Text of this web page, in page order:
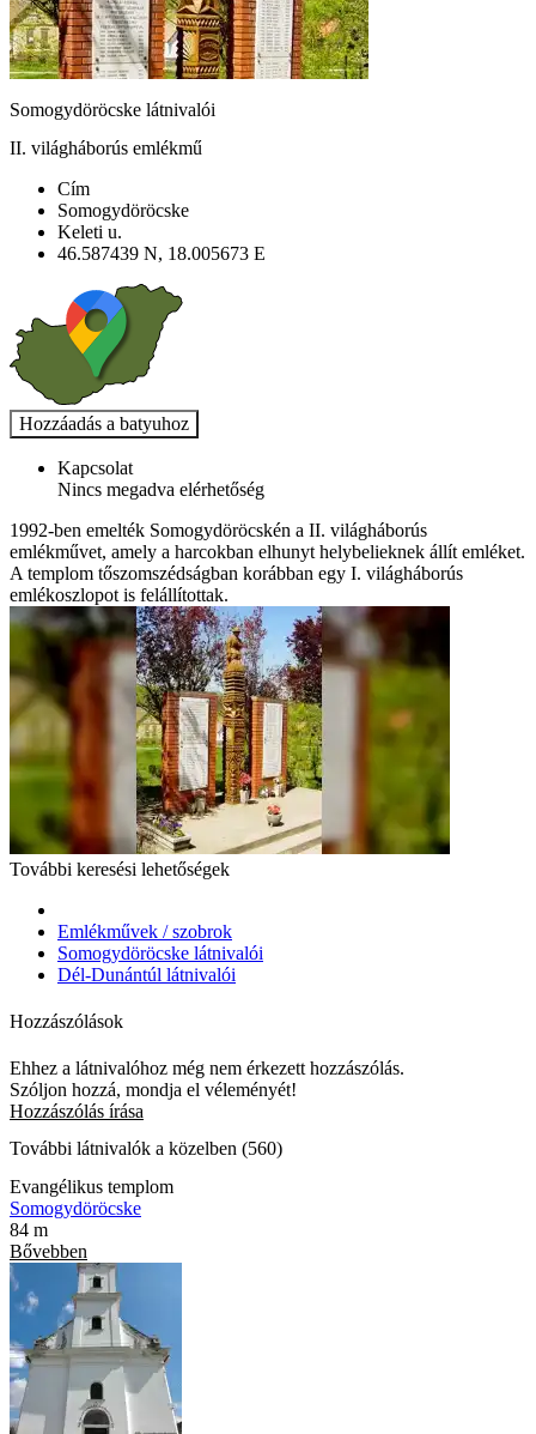
Somogydöröcske látnivalói
II. világháborús emlékmű
Cím
Somogydöröcske
Keleti u.
46.587439 N, 18.005673 E
Kapcsolat
Nincs megadva elérhetőség
1992-ben emelték Somogydöröcskén a II. világháborús
emlékművet, amely a harcokban elhunyt helybelieknek állít emléket.
A templom tőszomszédságban korábban egy I. világháborús
emlékoszlopot is felállítottak.
További keresési lehetőségek
Emlékművek / szobrok
Somogydöröcske látnivalói
Dél-Dunántúl látnivalói
Hozzászólások
Ehhez a látnivalóhoz még nem érkezett hozzászólás.
Szóljon hozzá, mondja el véleményét!
Hozzászólás írása
További látnivalók a közelben (560)
Evangélikus templom
Somogydöröcske
84 m
Bővebben